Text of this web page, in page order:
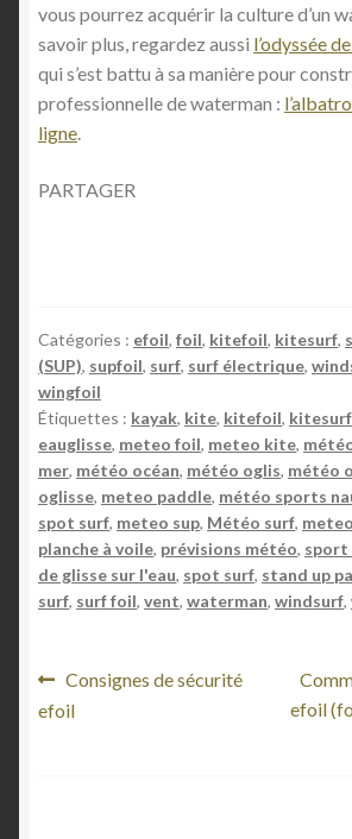
vous pourrez acquérir la culture d’un
savoir plus, regardez aussi l’odyssée
qui s’est battu à sa manière pour
professionnelle de waterman :
ligne.
PARTAGER
Catégories : efoil, foil, kitefoil, kitesurf,
(SUP), supfoil, surf, surf électrique,
wingfoil
Étiquettes : kayak, kite, kitefoil, kitesurf
eauglisse, meteo foil, meteo kite,
mer, météo océan, météo oglis, météo
oglisse, meteo paddle, météo sports
spot surf, meteo sup, Météo surf,
planche à voile, prévisions météo, sport
de glisse sur l'eau, spot surf, stand up
surf, surf foil, vent, waterman, windsurf,
N
a
A
r
Consignes de sécurité
efoil
A
r
efoil